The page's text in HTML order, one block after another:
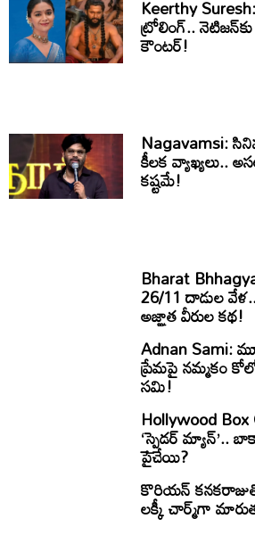
Keerthy
ట్రోలింగ్..
కౌంటర్!
Nagavamsi:
కీలక వ్యాఖ్యలు..
కష్టమే!
Bharat
26/11 దాడుల
అజ్ఞాత వీరుల కథ!
Adnan Sami:
ప్రేమపై నమ్మకం
సమి!
Hollywood Box
‘స్పైడర్ మ్యాన్’..
పైచేయి?
కొరియన్
లక్కీ చార్మ్‌గా